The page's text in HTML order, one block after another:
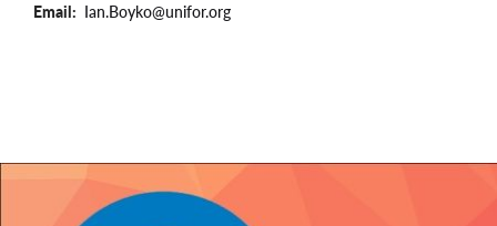
Email Ian.Boyko@unifor.org